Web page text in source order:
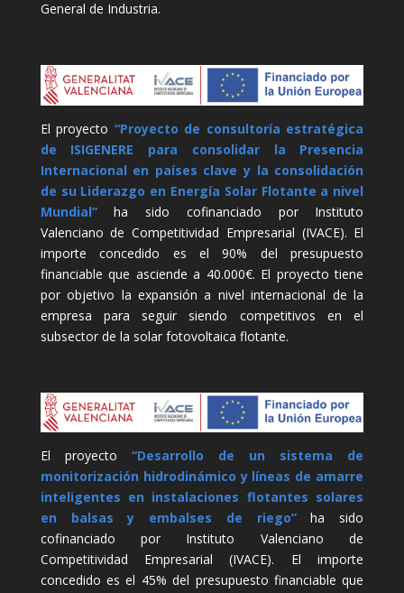
General de Industria.
El proyecto “Proyecto de consultoría estratégica
de ISIGENERE para consolidar la Presencia
Internacional en países clave y la consolidación
de su Liderazgo en Energía Solar Flotante a nivel
Mundial”ha sido cofinanciado por Instituto
Valenciano de Competitividad Empresarial (IVACE). El
importe concedido es el 90% del presupuesto
financiable que asciende a 40.000€. El proyecto tiene
por objetivo la expansión a nivel internacional de la
empresa para seguir siendo competitivos en el
subsector de la solar fotovoltaica flotante.
El proyecto “Desarrollo de un sistema de
monitorización hidrodinámico y líneas de amarre
inteligentes en instalaciones flotantes solares
en balsas y embalses de riego”ha sido
cofinanciado por Instituto Valenciano de
Competitividad Empresarial (IVACE). El importe
concedido es el 45% del presupuesto financiable que